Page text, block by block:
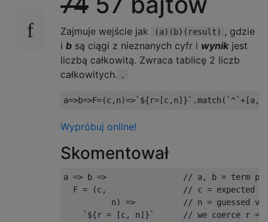
Zajmuje wejście jak (a)(b)(result) , gdzie
i b są ciągi z nieznanych cyfr i wynikjest
liczbą całkowitą. Zwraca tablicę 2 liczb
całkowitych. .
a=>b=>F=(c , n)=>` ${r=[c , n]}`.match (`^`+[a,
Wypróbuj online!
Skomentował
a => b =>
// a, b = term
  F
= (c ,
// c = expected
          n
) =>
// n = guessed
` ${r = [c , n]}`
// we coerce r =